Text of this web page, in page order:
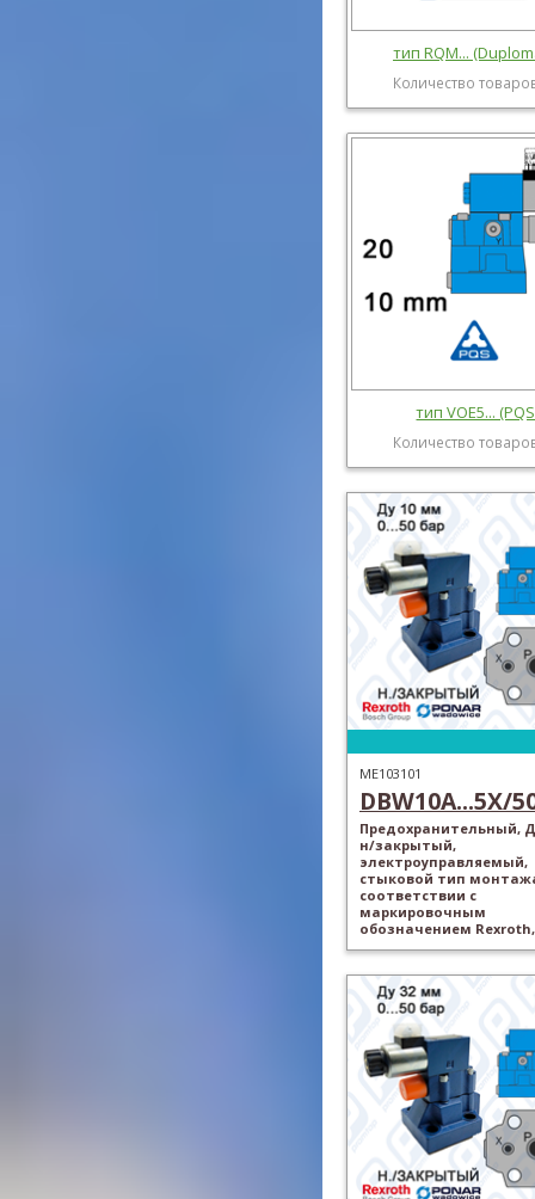
тип RQM...
Количество
тип VOE5...
Количество
ME103101
DBW10A...5X/
Предохранительный,
н/закрытый,
электроуправляемый,
стыковой тип
соответствии с
маркировочным
обозначением